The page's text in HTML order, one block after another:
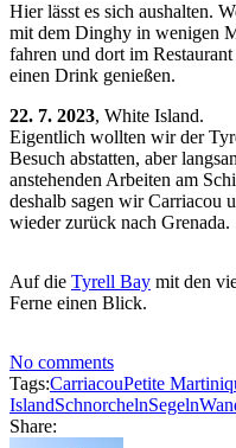
Hier lässt es sich aushalten.
mit dem Dinghy in wenigen
fahren und dort im
einen Drink genießen.
22. 7. 2023, White Island.
Eigentlich wollten wir der
Besuch abstatten, aber
anstehenden Arbeiten am
deshalb sagen wir Carriacou
wieder zurück nach Grenada.
Auf die Tyrell Bay mit den
Ferne einen Blick.
No comments
Tags:CarriacouPetite
IslandSchnorchelnSegeln
Share: